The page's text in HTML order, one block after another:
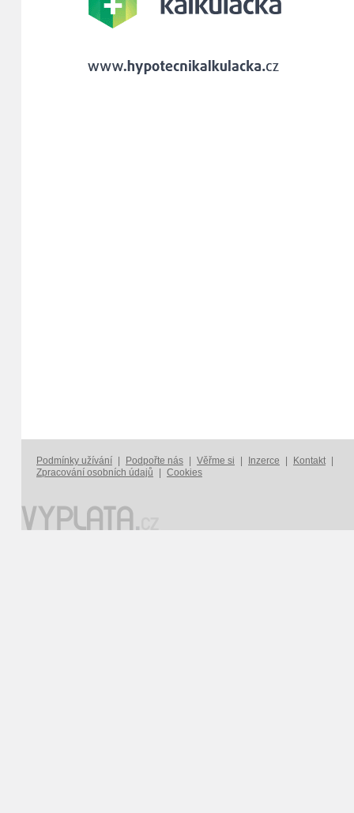
Podmínky užívání Podpořte nás Věřme si Inzerce Kontakt
Zpracování osobních údajů
Cookies